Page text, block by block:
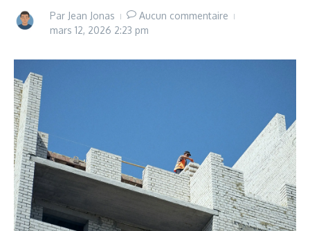
Par Jean Jonas
Aucun commentaire
mars 12, 2026 2:23 pm